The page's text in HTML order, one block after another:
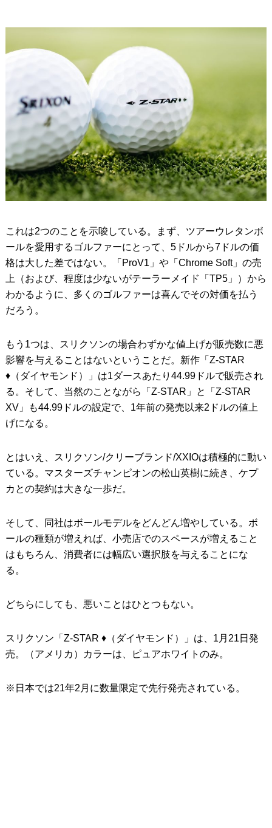
これは2つのことを示唆している。まず、ツアーウレタンボ
ールを愛用するゴルファーにとって、5ドルから7ドルの価
格は大した差ではない。「ProV1」や「Chrome Soft」の売
上（および、程度は少ないがテーラーメイド「TP5」）から
わかるように、多くのゴルファーは喜んでその対価を払う
だろう。
もう1つは、スリクソンの場合わずかな値上げが販売数に悪
影響を与えることはないということだ。新作「Z-STAR
♦︎（ダイヤモンド）」は1ダースあたり44.99ドルで販売され
る。そして、当然のことながら「Z-STAR」と「Z-STAR
XV」も44.99ドルの設定で、1年前の発売以来2ドルの値上
げになる。
とはいえ、スリクソン/クリーブランド/XXIOは積極的に動い
ている。マスターズチャンピオンの松山英樹に続き、ケプ
カとの契約は大きな一歩だ。
そして、同社はボールモデルをどんどん増やしている。ボ
ールの種類が増えれば、小売店でのスペースが増えること
はもちろん、消費者には幅広い選択肢を与えることにな
る。
どちらにしても、悪いことはひとつもない。
スリクソン「Z-STAR ♦︎（ダイヤモンド）」は、1月21日発
売。（アメリカ）カラーは、ピュアホワイトのみ。
※日本では21年2月に数量限定で先行発売されている。